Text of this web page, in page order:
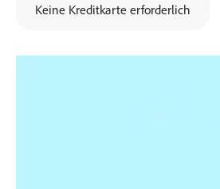
Keine Kreditkarte erforderlich